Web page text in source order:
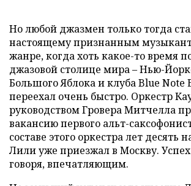
Но любой джазмен только тогда
настоящему признанным
жанре, когда хоть какое-то время
джазовой столице мира – Нью-
Большого Яблока и клуба Blue Note
переехал очень быстро. Оркестр
руководством Гровера Митчелла
вакансию первого альт-
составе этого оркестра лет десять
Лили уже приезжал в Москву.
говоря, впечатляющим.